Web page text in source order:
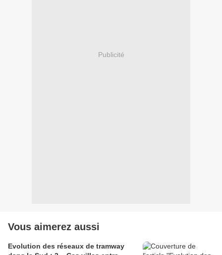
Publicité
Vous aimerez aussi
Evolution des réseaux de tramway